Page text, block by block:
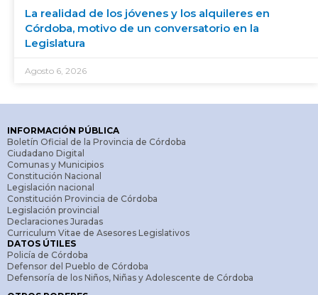
La realidad de los jóvenes y los alquileres en
Córdoba, motivo de un conversatorio en la
Legislatura
Agosto 6, 2026
INFORMACIÓN PÚBLICA
Boletín Oficial de la Provincia de Córdoba
Ciudadano Digital
Comunas y Municipios
Constitución Nacional
Legislación nacional
Constitución Provincia de Córdoba
Legislación provincial
Declaraciones Juradas
Curriculum Vitae de Asesores Legislativos
DATOS ÚTILES
Policía de Córdoba
Defensor del Pueblo de Córdoba
Defensoría de los Niños, Niñas y Adolescente de Córdoba